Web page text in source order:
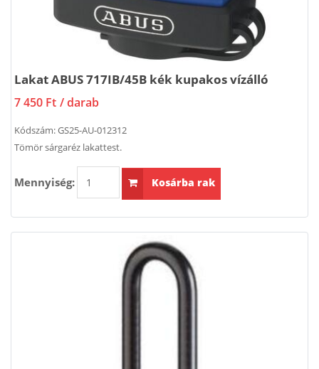
Lakat ABUS 717IB/45B kék kupakos vízálló
7 450 Ft / darab
Kódszám:GS25-AU-012312
Tömör sárgaréz lakattest.
Mennyiség: Kosárba rak